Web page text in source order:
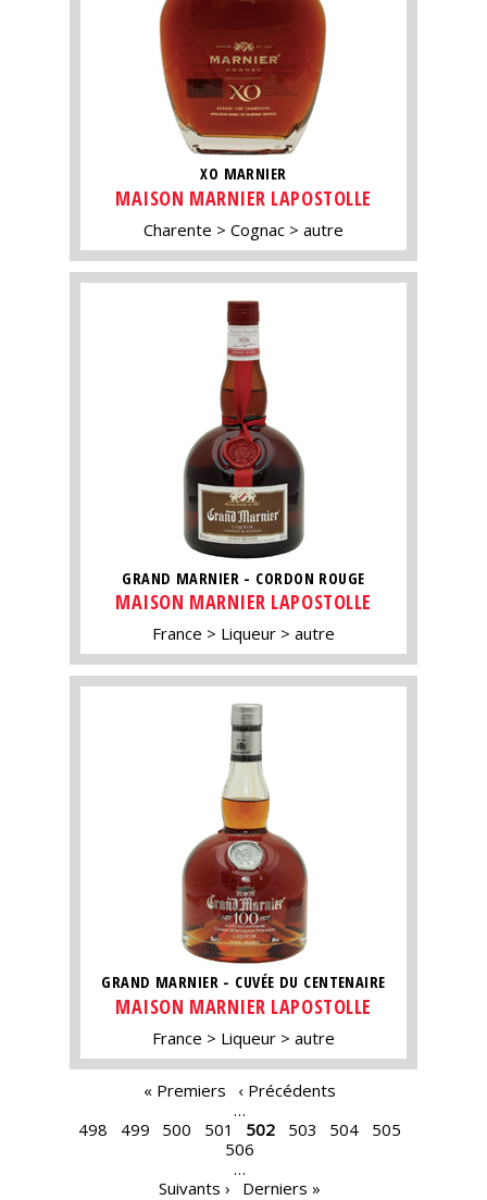
XO MARNIER
MAISON MARNIER LAPOSTOLLE
Charente Cognac autre
GRAND MARNIER - CORDON ROUGE
MAISON MARNIER LAPOSTOLLE
France Liqueur autre
GRAND MARNIER - CUVÉE DU CENTENAIRE
MAISON MARNIER LAPOSTOLLE
France Liqueur autre
« Premiers
‹ Précédents
…
498
499 500 501 502 503 504
505
506
…
Suivants ›
Derniers »